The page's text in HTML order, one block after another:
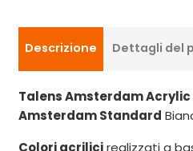
Descrizione Dettagli del
Talens Amsterdam
Amsterdam Standard
Colori acrilicirealizzati a